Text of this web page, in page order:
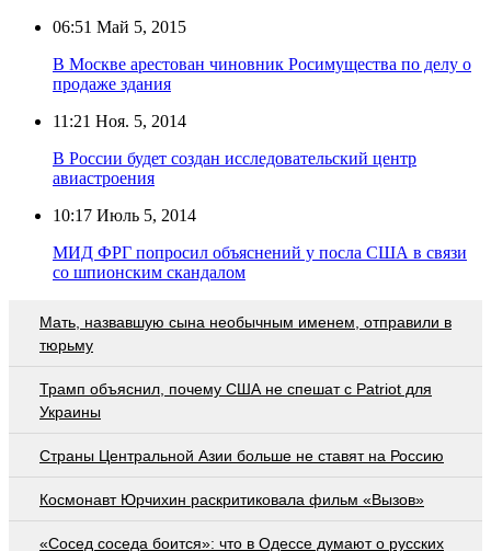
06:51 Май 5, 2015
В Москве арестован чиновник Росимущества по делу о
продаже здания
11:21 Ноя. 5, 2014
В России будет создан исследовательский центр
авиастроения
10:17 Июль 5, 2014
МИД ФРГ попросил объяснений у посла США в связи
со шпионским скандалом
Мать, назвавшую сына необычным именем, отправили в
тюрьму
Трамп объяснил, почему США не спешат с Patriot для
Украины
Страны Центральной Азии больше не ставят на Россию
Космонавт Юрчихин раскритиковала фильм «Вызов»
«Сосед соседа боится»: что в Одессе думают о русских